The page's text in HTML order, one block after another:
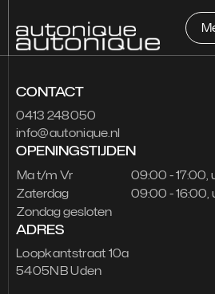
Services
CONTACT
0413 248050
info@autonique.nl
OPENINGSTIJDEN
Ma t/m Vr
09:00 - 17:00,
Zaterdag
09:00 - 16:00,
Zondag gesloten
ADRES
Loopkantstraat 10a
5405NB Uden